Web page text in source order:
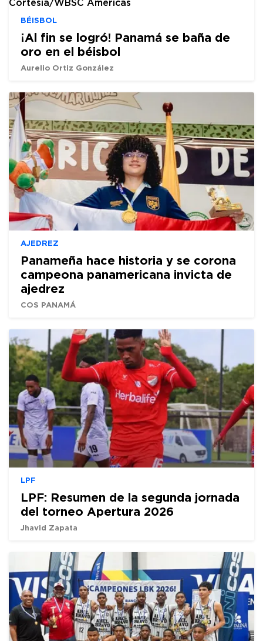
BÉISBOL
¡Al fin se logró! Panamá se baña de
oro en el béisbol
Aurelio Ortiz González
AJEDREZ
Panameña hace historia y se corona
campeona panamericana invicta de
ajedrez
COS PANAMÁ
LPF
LPF: Resumen de la segunda jornada
del torneo Apertura 2026
Jhavid Zapata